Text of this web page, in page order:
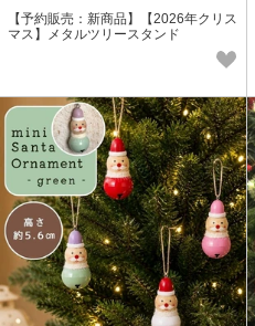
【予約販売：新商品】【2026年クリス
マス】メタルツリースタンド